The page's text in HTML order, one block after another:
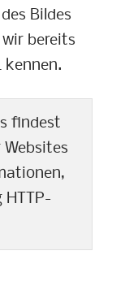
Bildes
bereits
kennen.
findest
HTTP-